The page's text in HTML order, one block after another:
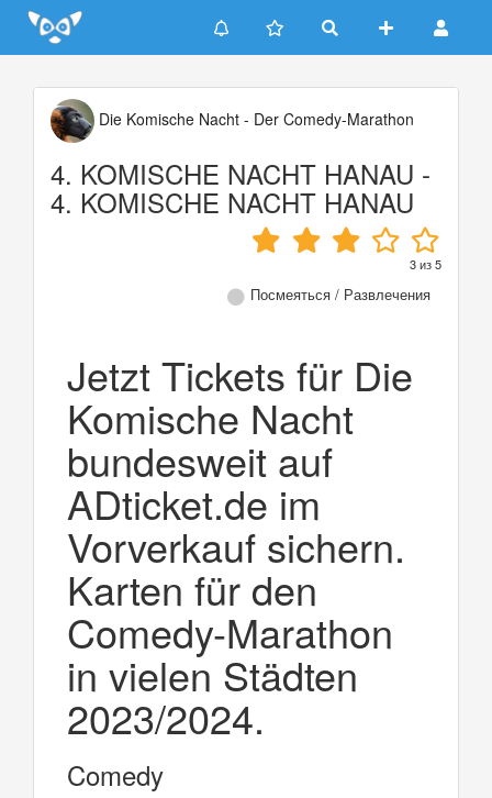
Update cookies preferences
Die Komische Nacht - Der Comedy-Marathon
4. KOMISCHE NACHT HANAU -
4. KOMISCHE NACHT HANAU
3из5
Посмеяться / Развлечения
Jetzt Tickets für Die
Komische Nacht
bundesweit auf
ADticket.de im
Vorverkauf sichern.
Karten für den
Comedy-Marathon
in vielen Städten
2023/2024.
Comedy